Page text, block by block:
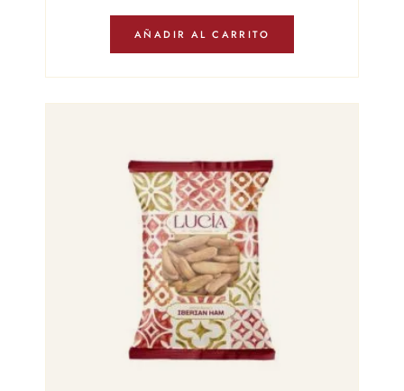
AÑADIR AL CARRITO